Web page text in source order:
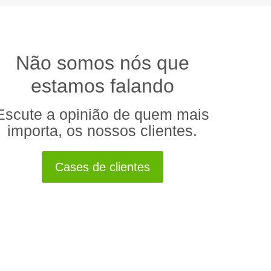
Não somos nós que
estamos falando
a opinião de quem mais
importa, os nossos clientes.
Cases de clientes